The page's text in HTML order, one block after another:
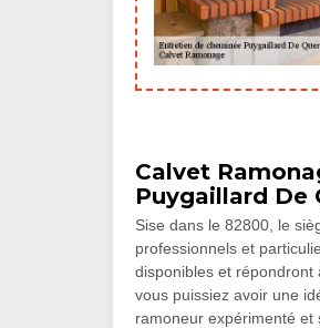
Calvet
Puygaillard De
Sise dans le 82800, le
professionnels et
disponibles et répondront
vous puissiez avoir une
ramoneur expérimenté et